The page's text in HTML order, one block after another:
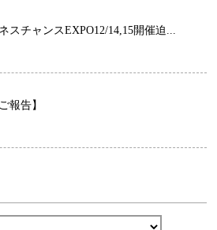
スチャンスEXPO12/14,15開催迫...
報告】